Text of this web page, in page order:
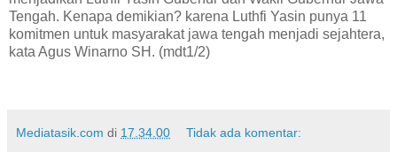
Tengah. Kenapa demikian? karena Luthfi Yasin punya 11
komitmen untuk masyarakat jawa tengah menjadi sejahtera,
kata Agus Winarno SH. (mdt1/2)
Mediatasik.com di 17.34.00 Tidak ada komentar: